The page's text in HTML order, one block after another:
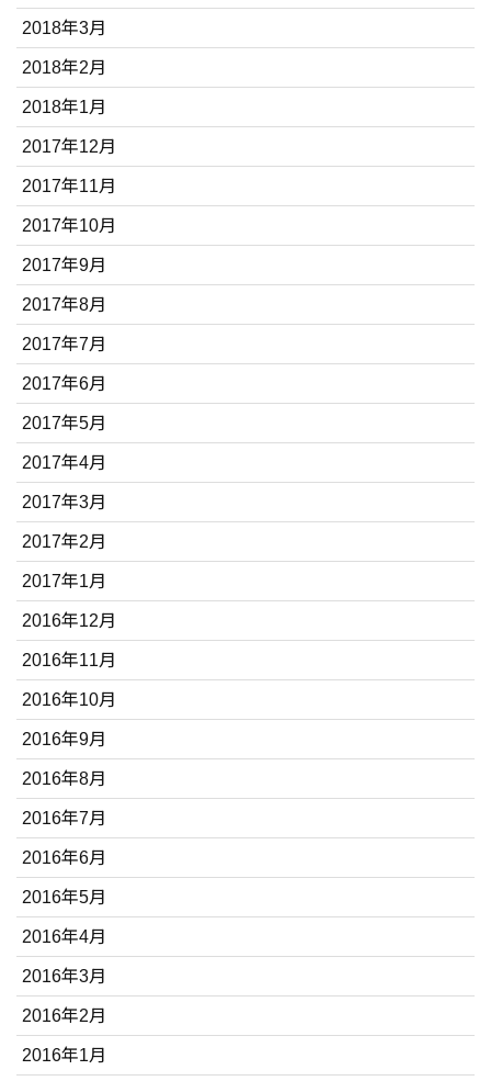
2018年3月
2018年2月
2018年1月
2017年12月
2017年11月
2017年10月
2017年9月
2017年8月
2017年7月
2017年6月
2017年5月
2017年4月
2017年3月
2017年2月
2017年1月
2016年12月
2016年11月
2016年10月
2016年9月
2016年8月
2016年7月
2016年6月
2016年5月
2016年4月
2016年3月
2016年2月
2016年1月